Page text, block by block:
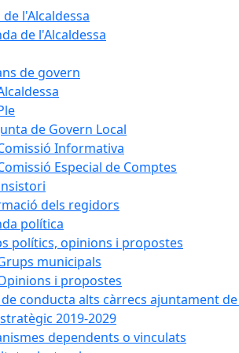
l'Alcaldessa
de l'Alcaldessa
de govern
de Govern Local
Informativa
Especial de Comptes
dels regidors
política
polítics, opinions i propostes
municipals
i propostes
de conducta alts càrrecs ajuntament
2019-2029
dependents o vinculats